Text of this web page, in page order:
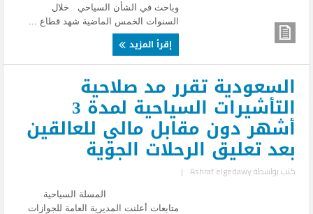
وباحث في الشأن السياحي خلال
السنوات الخمس الماضية شهد قطاع ...
إقرأ المزيد
السعودية تقرر مد صلاحية
التأشيرات السياحية لمدة 3
أشهر دون مقابل مالي للعالقين
بعد تعليق الرحلات الجوية
كتب بواسطةAshraf elgedawy
|
المسلة السياحية
متابعات أعلنت المديرية العامة للجوازات